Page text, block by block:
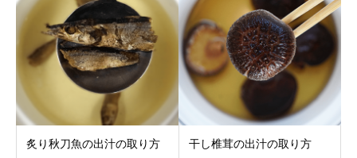
炙り秋刀魚の出汁の取り方 干し椎茸の出汁の取り方